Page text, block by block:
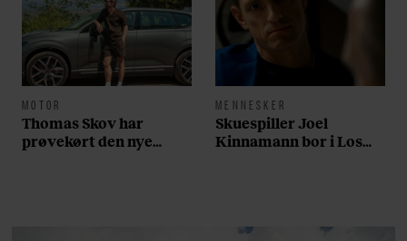
MOTOR
Thomas Skov har
prøvekørt den nye
MENNESKER
Skuespiller Joel
Kinnamann bor i Los
morgen”